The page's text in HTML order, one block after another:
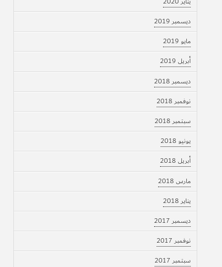
ديسمبر 2019
مايو 2019
أبريل 2019
ديسمبر 2018
نوفمبر 2018
سبتمبر 2018
يونيو 2018
أبريل 2018
مارس 2018
يناير 2018
ديسمبر 2017
نوفمبر 2017
سبتمبر 2017